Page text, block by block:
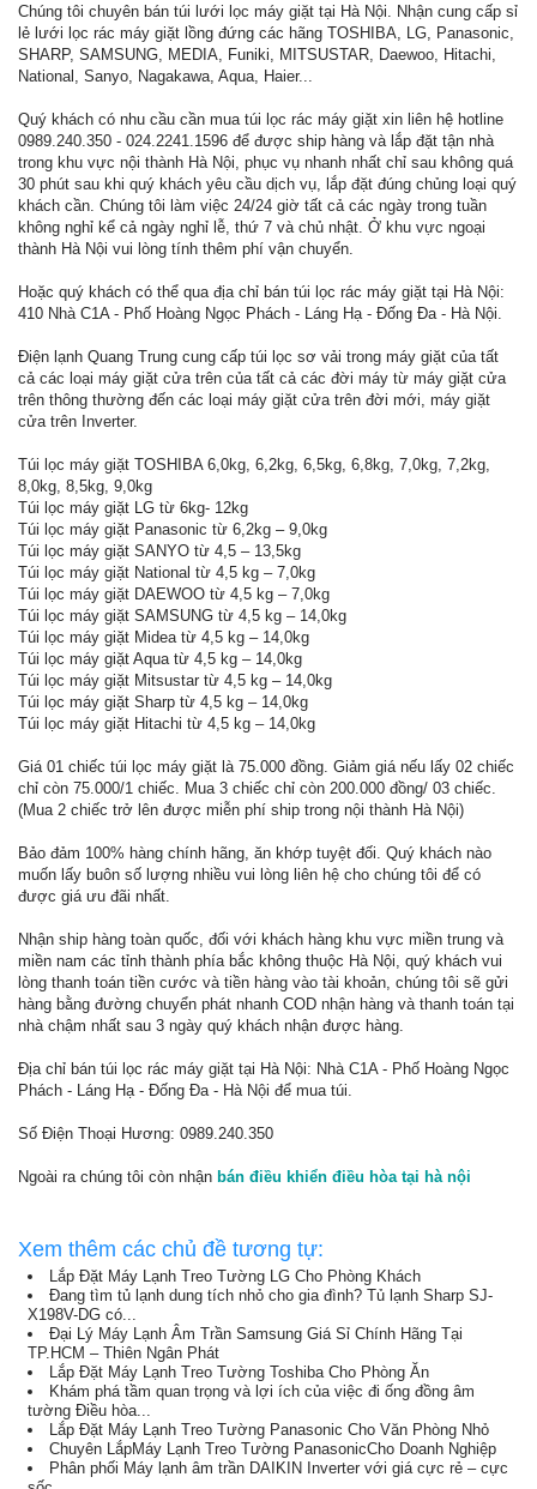
Chúng tôi chuyên bán túi lưới lọc máy giặt tại Hà Nội. Nhận cung cấp sỉ
lẻ lưới lọc rác máy giặt lồng đứng các hãng TOSHIBA, LG, Panasonic,
SHARP, SAMSUNG, MEDIA, Funiki, MITSUSTAR, Daewoo, Hitachi,
National, Sanyo, Nagakawa, Aqua, Haier...
Quý khách có nhu cầu cần mua túi lọc rác máy giặt xin liên hệ hotline
0989.240.350 - 024.2241.1596 để được ship hàng và lắp đặt tận nhà
trong khu vực nội thành Hà Nội, phục vụ nhanh nhất chỉ sau không quá
30 phút sau khi quý khách yêu cầu dịch vụ, lắp đặt đúng chủng loại quý
khách cần. Chúng tôi làm việc 24/24 giờ tất cả các ngày trong tuần
không nghỉ kể cả ngày nghỉ lễ, thứ 7 và chủ nhật. Ở khu vực ngoại
thành Hà Nội vui lòng tính thêm phí vận chuyển.
Hoặc quý khách có thể qua địa chỉ bán túi lọc rác máy giặt tại Hà Nội:
410 Nhà C1A - Phố Hoàng Ngọc Phách - Láng Hạ - Đống Đa - Hà Nội.
Điện lạnh Quang Trung cung cấp túi lọc sơ vải trong máy giặt của tất
cả các loại máy giặt cửa trên của tất cả các đời máy từ máy giặt cửa
trên thông thường đến các loại máy giặt cửa trên đời mới, máy giặt
cửa trên Inverter.
Túi lọc máy giặt TOSHIBA 6,0kg, 6,2kg, 6,5kg, 6,8kg, 7,0kg, 7,2kg,
8,0kg, 8,5kg, 9,0kg
Túi lọc máy giặt LG từ 6kg- 12kg
Túi lọc máy giặt Panasonic từ 6,2kg – 9,0kg
Túi lọc máy giặt SANYO từ 4,5 – 13,5kg
Túi lọc máy giặt National từ 4,5 kg – 7,0kg
Túi lọc máy giặt DAEWOO từ 4,5 kg – 7,0kg
Túi lọc máy giặt SAMSUNG từ 4,5 kg – 14,0kg
Túi lọc máy giặt Midea từ 4,5 kg – 14,0kg
Túi lọc máy giặt Aqua từ 4,5 kg – 14,0kg
Túi lọc máy giặt Mitsustar từ 4,5 kg – 14,0kg
Túi lọc máy giặt Sharp từ 4,5 kg – 14,0kg
Túi lọc máy giặt Hitachi từ 4,5 kg – 14,0kg
Giá 01 chiếc túi lọc máy giặt là 75.000 đồng. Giảm giá nếu lấy 02 chiếc
chỉ còn 75.000/1 chiếc. Mua 3 chiếc chỉ còn 200.000 đồng/ 03 chiếc.
(Mua 2 chiếc trở lên được miễn phí ship trong nội thành Hà Nội)
Bảo đảm 100% hàng chính hãng, ăn khớp tuyệt đối. Quý khách nào
muốn lấy buôn số lượng nhiều vui lòng liên hệ cho chúng tôi để có
được giá ưu đãi nhất.
Nhận ship hàng toàn quốc, đối với khách hàng khu vực miền trung và
miền nam các tỉnh thành phía bắc không thuộc Hà Nội, quý khách vui
lòng thanh toán tiền cước và tiền hàng vào tài khoản, chúng tôi sẽ gửi
hàng bằng đường chuyển phát nhanh COD nhận hàng và thanh toán tại
nhà chậm nhất sau 3 ngày quý khách nhận được hàng.
Địa chỉ bán túi lọc rác máy giặt tại Hà Nội: Nhà C1A - Phố Hoàng Ngọc
Phách - Láng Hạ - Đống Đa - Hà Nội để mua túi.
Số Điện Thoại Hương: 0989.240.350
Ngoài ra chúng tôi còn nhận bán điều khiển điều hòa tại hà nội
Xem thêm các chủ đề tương tự:
Lắp Đặt Máy Lạnh Treo Tường LG Cho Phòng Khách
Đang tìm tủ lạnh dung tích nhỏ cho gia đình? Tủ lạnh Sharp SJ-
X198V-DG có...
Đại Lý Máy Lạnh Âm Trần Samsung Giá Sỉ Chính Hãng Tại
TP.HCM – Thiên Ngân Phát
Lắp Đặt Máy Lạnh Treo Tường Toshiba Cho Phòng Ăn
Khám phá tầm quan trọng và lợi ích của việc đi ống đồng âm
tường Điều hòa...
Lắp Đặt Máy Lạnh Treo Tường Panasonic Cho Văn Phòng Nhỏ
Chuyên LắpMáy Lạnh Treo Tường PanasonicCho Doanh Nghiệp
Phân phối Máy lạnh âm trần DAIKIN Inverter với giá cực rẻ – cực